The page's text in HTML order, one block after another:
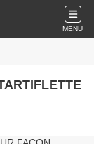
MENU